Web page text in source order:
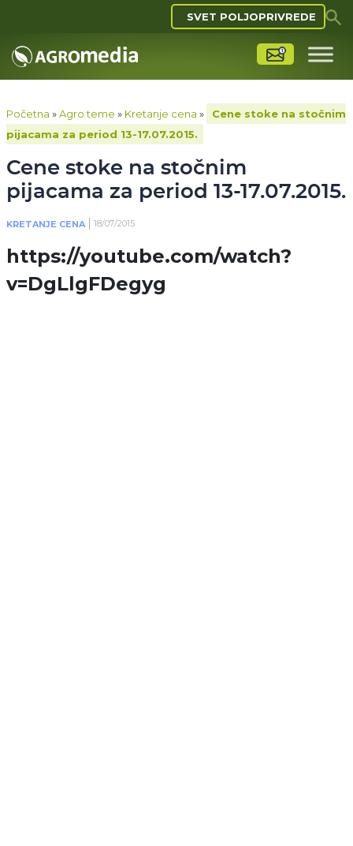
SVET POLJOPRIVREDE
Početna »Agro teme » Kretanje cena »
Cene stoke na stočnim
pijacama za period 13-17.07.2015.
Cene stoke na stočnim
pijacama za period 13-17.07.2015.
KRETANJE CENA 18/07/2015
https://youtube.com/watch?
v=DgLlgFDegyg